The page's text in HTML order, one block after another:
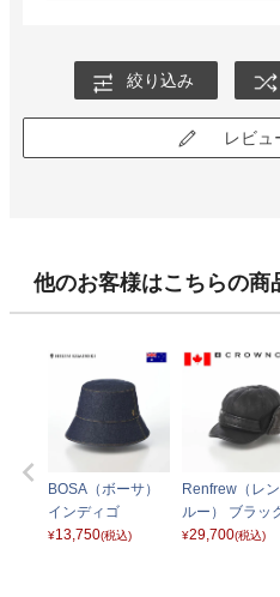
絞り込み
レビュ
他のお客様はこちらの商
BOSA（ボーサ）
インディゴ
¥13,750(税込)
Renfrew（レ
ルー） ブラッ
¥29,700(税込)